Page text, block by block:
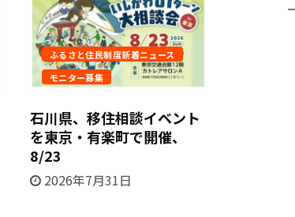
ふるさと住民制度新着ニュース
モニター募集
石川県、移住相談イベント
を東京・有楽町で開催、
8/23
2026年7月31日